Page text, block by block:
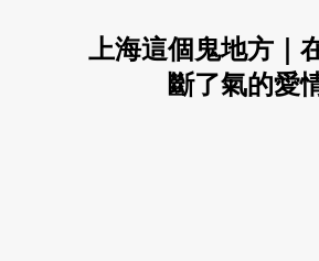
上海這個鬼地方｜
斷了氣的愛